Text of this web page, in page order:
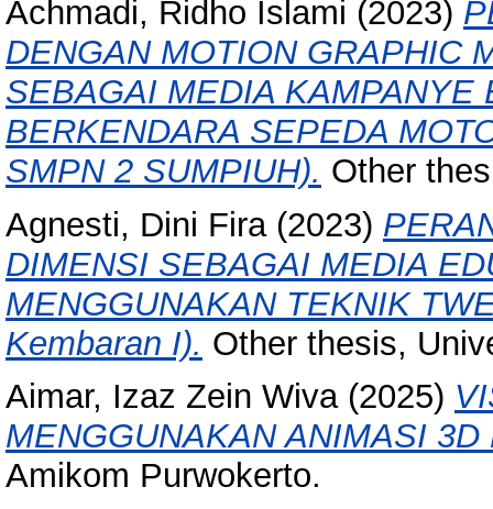
Achmadi, Ridho Islami (2023)
DENGAN MOTION GRAPHIC
SEBAGAI MEDIA KAMPANYE
BERKENDARA SEPEDA
SMPN 2 SUMPIUH). Other
Agnesti, Dini Fira(2023)
DIMENSI SEBAGAI MEDIA
MENGGUNAKAN TEKNIK
Kembaran I). Other thesis,
Aimar, Izaz Zein Wiva(2025)
MENGGUNAKAN ANIMASI 3D
Amikom Purwokerto.